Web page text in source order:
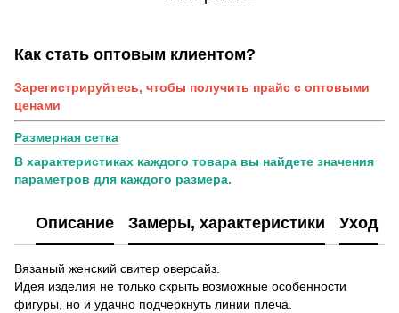
Как стать оптовым клиентом?
Зарегистрируйтесь, чтобы получить прайс с оптовыми
ценами
Размерная сетка
В характеристиках каждого товара вы найдете значения
параметров для каждого размера.
Описание Замеры, характеристики Уход
Вязаный женский свитер оверсайз.
Идея изделия не только скрыть возможные особенности
фигуры, но и удачно подчеркнуть линии плеча.